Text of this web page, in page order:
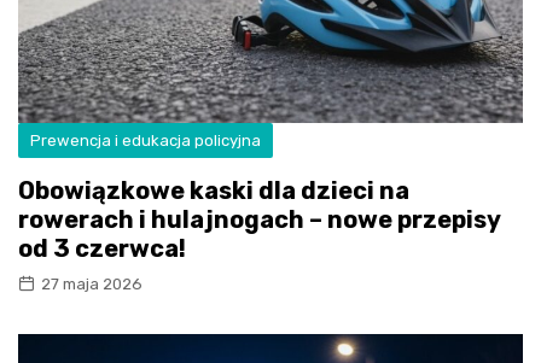
Prewencja i edukacja policyjna
Obowiązkowe kaski dla dzieci na
rowerach i hulajnogach – nowe przepisy
od 3 czerwca!
27 maja 2026